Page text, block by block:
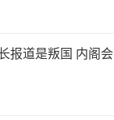
报道是叛国 内阁会